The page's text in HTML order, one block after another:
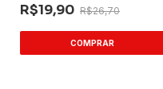
R$19,90 R$26,70